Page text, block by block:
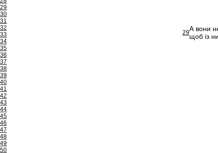
29
30
31
32
33
34
35
36
37
38
39
40
41
42
43
44
45
46
47
48
49
50
29А вони
щоб із